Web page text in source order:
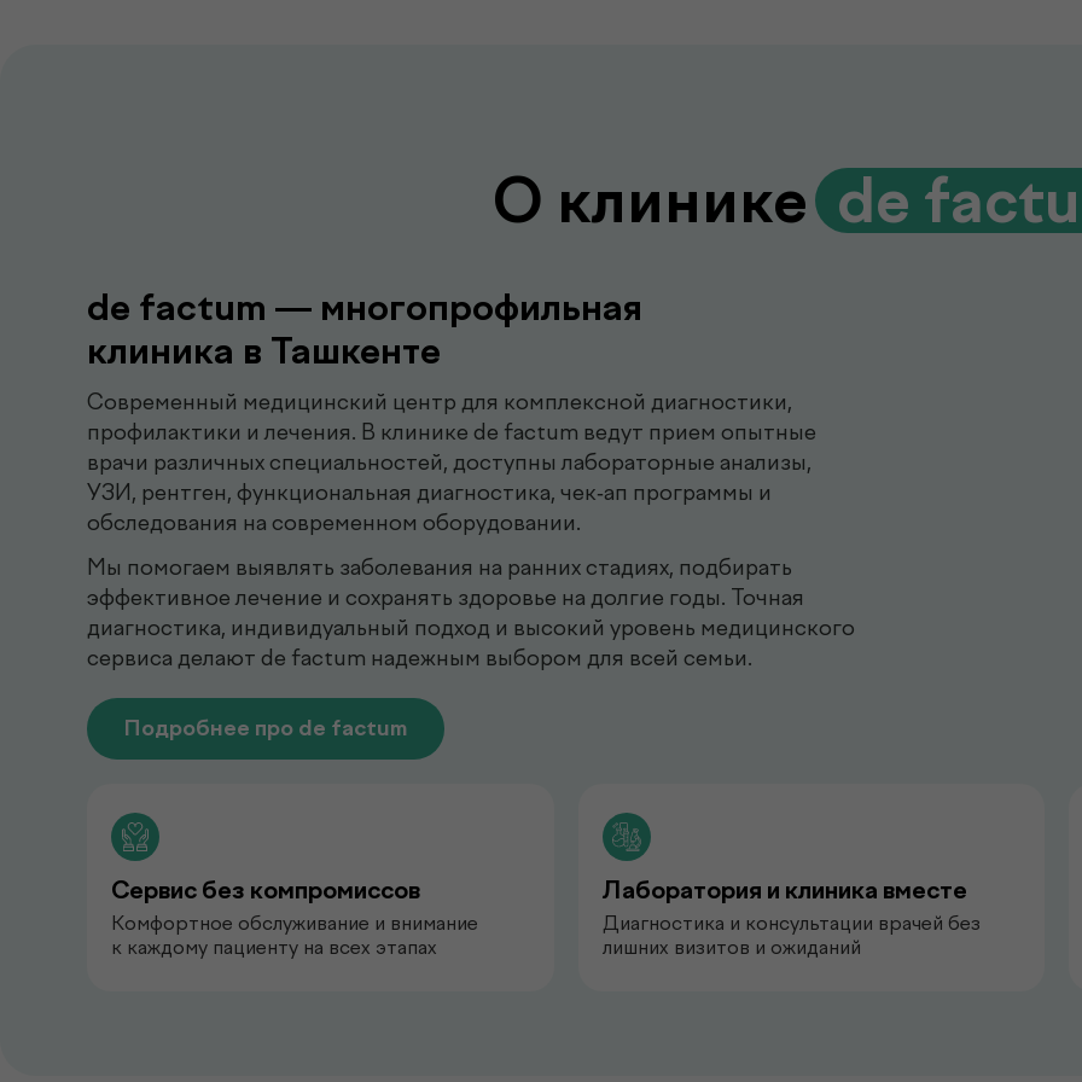
О клинике.de
de factum — многопрофильная
клиника в Ташкенте
Современный медицинский центр для комплексной диагностики,
профилактики и лечения. В клинике de factum ведут прием опытные
врачи различных специальностей, доступны лабораторные анализы,
УЗИ, рентген, функциональная диагностика, чек-ап программы и
обследования на современном оборудовании.
Мы помогаем выявлять заболевания на ранних стадиях, подбирать
эффективное лечение и сохранять здоровье на долгие годы. Точная
диагностика, индивидуальный подход и высокий уровень медицинского
сервиса делают de factum надежным выбором для всей семьи.
Подробнее про de factum
Сервис без компромиссов
Комфортное обслуживание и внимание
к каждому пациенту на всех этапах
Лаборатория и клиника вместе
Диагностика и консультации врачей без
лишних визитов и ожиданий